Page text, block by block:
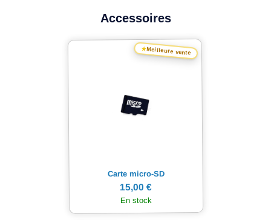
Accessoires
★Meilleure vente
Carte micro-SD
15,00 €
En stock